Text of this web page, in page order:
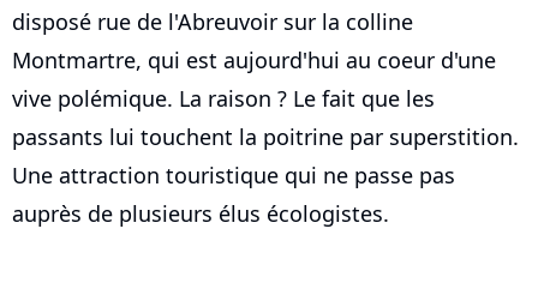
disposé rue de l'Abreuvoir sur la colline
Montmartre, qui est aujourd'hui au coeur d'une
vive polémique. La raison ? Le fait que les
passants lui touchent la poitrine par superstition.
Une attraction touristique qui ne passe pas
auprès de plusieurs élus écologistes.